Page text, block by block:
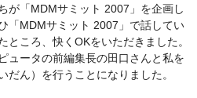
が「MDMサミット 2007」を企画し
「MDMサミット 2007」で話してい
ところ、快くOKをいただきました。
ュータの前編集長の田口さんと私を
だん）を行うことになりました。